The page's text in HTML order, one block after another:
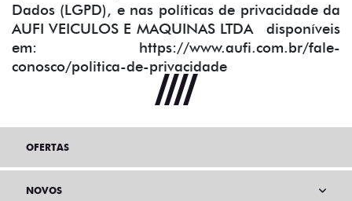
Dados (LGPD), e nas políticas de privacidade da
AUFI VEICULOS E MAQUINAS LTDA disponíveis
em: https://www.aufi.com.br/fale-
conosco/politica-de-privacidade
OFERTAS
NOVOS